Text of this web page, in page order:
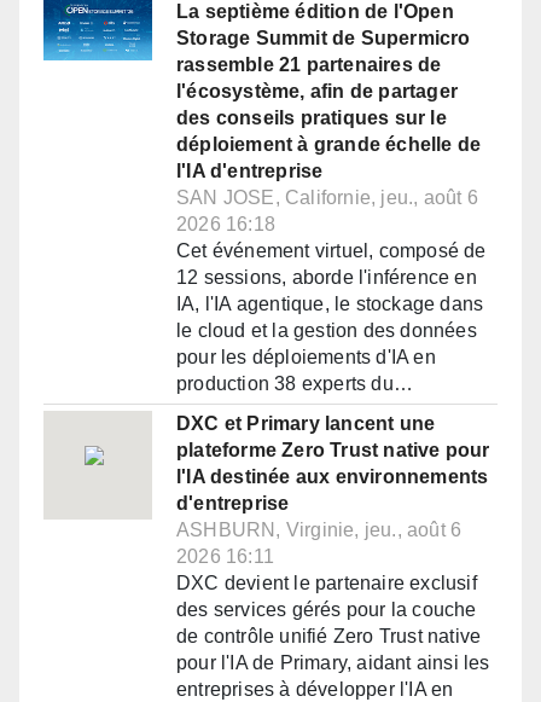
La septième édition de l'Open
Storage Summit de Supermicro
rassemble 21 partenaires de
l'écosystème, afin de partager
des conseils pratiques sur le
déploiement à grande échelle de
l'IA d'entreprise
SAN JOSE, Californie, jeu., août 6
2026 16:18
Cet événement virtuel, composé de
12 sessions, aborde l'inférence en
IA, l'IA agentique, le stockage dans
le cloud et la gestion des données
pour les déploiements d'IA en
production 38 experts du…
DXC et Primary lancent une
plateforme Zero Trust native pour
l'IA destinée aux environnements
d'entreprise
ASHBURN, Virginie, jeu., août 6
2026 16:11
DXC devient le partenaire exclusif
des services gérés pour la couche
de contrôle unifié Zero Trust native
pour l'IA de Primary, aidant ainsi les
entreprises à développer l'IA en